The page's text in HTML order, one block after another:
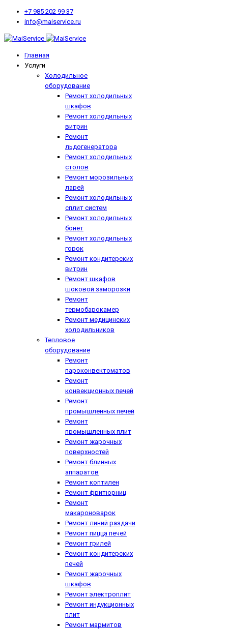
+7 985 202 99 37
info@maiservice.ru
Главная
Услуги
Холодильное
оборудование
Ремонт холодильных
шкафов
Ремонт холодильных
витрин
Ремонт
льдогенератора
Ремонт холодильных
столов
Ремонт морозильных
ларей
Ремонт холодильных
сплит систем
Ремонт холодильных
бонет
Ремонт холодильных
горок
Ремонт кондитерских
витрин
Ремонт шкафов
шоковой заморозки
Ремонт
термобарокамер
Ремонт медицинских
холодильников
Тепловое
оборудование
Ремонт
пароконвектоматов
Ремонт
конвекционных печей
Ремонт
промышленных печей
Ремонт
промышленных плит
Ремонт жарочных
поверхностей
Ремонт блинных
аппаратов
Ремонт коптилен
Ремонт фритюрниц
Ремонт
макароноварок
Ремонт линий раздачи
Ремонт пицца печей
Ремонт грилей
Ремонт кондитерских
печей
Ремонт жарочных
шкафов
Ремонт электроплит
Ремонт индукционных
плит
Ремонт мармитов